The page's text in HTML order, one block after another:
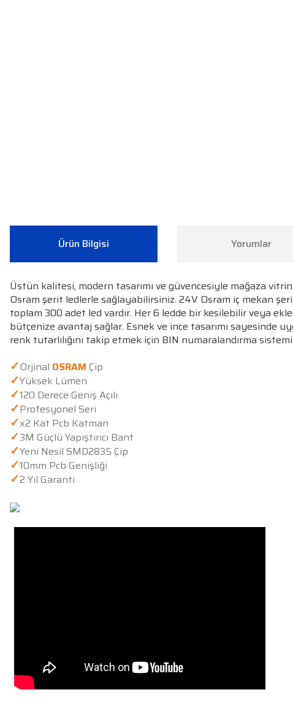
Ürün Bilgisi Yorumlar
Üstün kalitesi, modern tasarımı ve güvencesiyle mağaza
Osram şerit ledlerle sağlayabilirsiniz. 24V Osram iç mekan
toplam 300 adet led vardır. Her 6 ledde bir kesilebilir veya
bütçenize avantaj sağlar. Esnek ve ince tasarımı sayesinde
renk tutarlılığını takip etmek için BIN numaralandırma
✓Orjinal OSRAM Çip
✓Yüksek Lümen
✓120 Derece Geniş Açılı
✓Profesyonel Seri
✓x2 Kat Pcb Katman
✓3M Güçlü Yapıştırıcı Bant
✓Yeni Nesil SMD2835 Çip
✓10mm Pcb Genişliği
✓2 Yıl Garanti